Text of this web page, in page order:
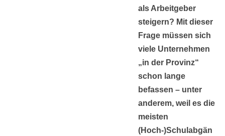
als Arbeitgeber
steigern? Mit dieser
Frage müssen sich
viele Unternehmen
„in der Provinz“
schon lange
befassen – unter
anderem, weil es die
meisten
(Hoch-)Schulabgän